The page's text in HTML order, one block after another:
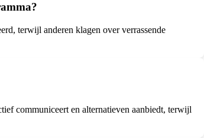
terwijl anderen klagen over verrassende
communiceert en alternatieven aanbiedt, terwijl